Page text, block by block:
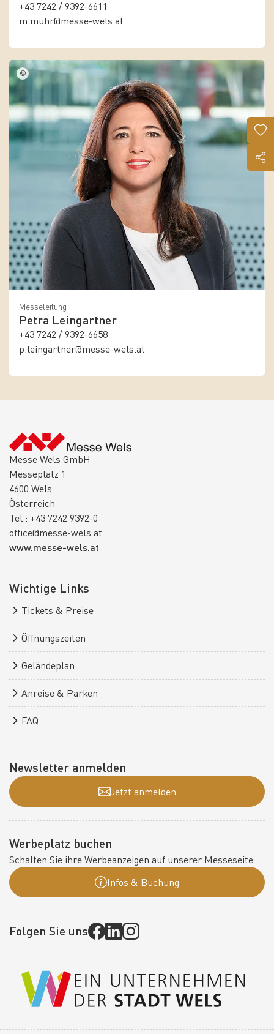
+43 7242 / 9392-6611
m.muhr@messe-wels.at
Messeleitung
Petra Leingartner
+43 7242 / 9392-6658
p.leingartner@messe-wels.at
Messe Wels GmbH
Messeplatz 1
4600 Wels
Österreich
Tel.: +43 7242 9392-0
office@messe-wels.at
www.messe-wels.at
Wichtige Links
Tickets & Preise
Öffnungszeiten
Geländeplan
Anreise & Parken
FAQ
Newsletter anmelden
Jetzt anmelden
Werbeplatz buchen
Schalten Sie ihre Werbeanzeigen auf unserer Messeseite:
Infos & Buchung
Folgen Sie uns